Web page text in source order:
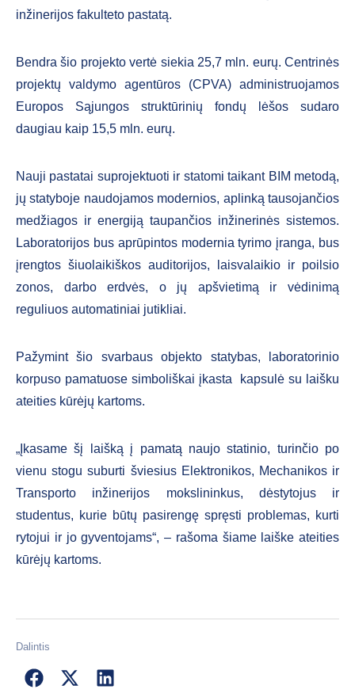
inžinerijos fakulteto pastatą.
Bendra šio projekto vertė siekia 25,7 mln. eurų. Centrinės
projektų valdymo agentūros (CPVA) administruojamos
Europos Sąjungos struktūrinių fondų lėšos sudaro
daugiau kaip 15,5 mln. eurų.
Nauji pastatai suprojektuoti ir statomi taikant BIM metodą,
jų statyboje naudojamos modernios, aplinką tausojančios
medžiagos ir energiją taupančios inžinerinės sistemos.
Laboratorijos bus aprūpintos modernia tyrimo įranga, bus
įrengtos šiuolaikiškos auditorijos, laisvalaikio ir poilsio
zonos, darbo erdvės, o jų apšvietimą ir vėdinimą
reguliuos automatiniai jutikliai.
Pažymint šio svarbaus objekto statybas, laboratorinio
korpuso pamatuose simboliškai įkasta kapsulė su laišku
ateities kūrėjų kartoms.
„Įkasame šį laišką į pamatą naujo statinio, turinčio po
vienu stogu suburti šviesius Elektronikos, Mechanikos ir
Transporto inžinerijos mokslininkus, dėstytojus ir
studentus, kurie būtų pasirengę spręsti problemas, kurti
rytojui ir jo gyventojams“, – rašoma šiame laiške ateities
kūrėjų kartoms.
Dalintis